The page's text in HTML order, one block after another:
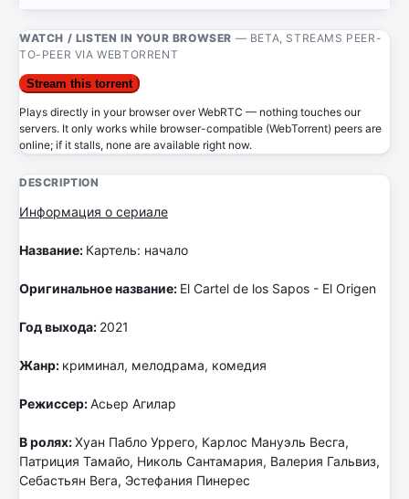
WATCH / LISTEN IN YOUR BROWSER — BETA, STREAMS PEER-
TO-PEER VIA WEBTORRENT
Stream this torrent
Plays directly in your browser over WebRTC — nothing touches our
servers. It only works while browser-compatible (WebTorrent) peers are
online; if it stalls, none are available right now.
DESCRIPTION
Информация о сериале
Название: Картель: начало
Оригинальное название: El Cartel de los Sapos - El Origen
Год выхода: 2021
Жанр: криминал, мелодрама, комедия
Режиссер:Асьер Агилар
В ролях:Хуан Пабло Уррего, Карлос Мануэль Весга,
Патриция Тамайо, Николь Сантамария, Валерия Гальвиз,
Себастьян Вега, Эстефания Пинерес